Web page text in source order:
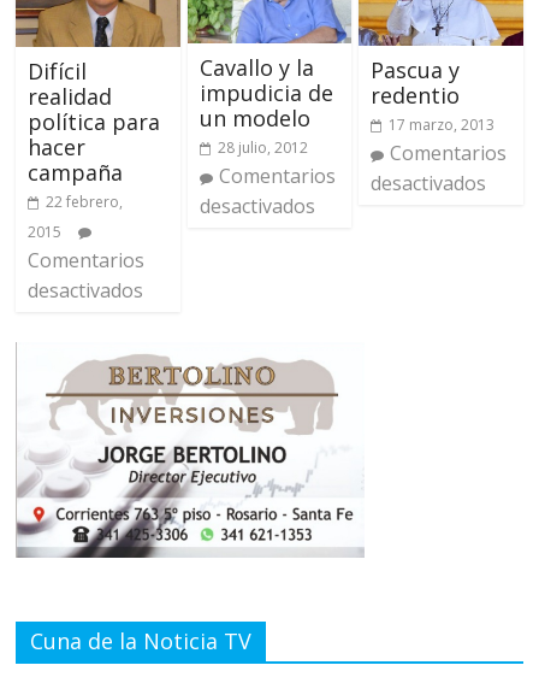
Difícil
realidad
política para
hacer
campaña
22 febrero,
2015
Comentarios
desactivados
Cavallo y la
impudicia de
un modelo
28 julio, 2012
Comentarios
desactivados
Pascua y
redentio
17 marzo, 2013
Comentarios
desactivados
Cuna de la Noticia TV